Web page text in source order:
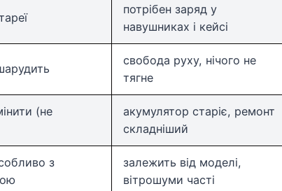
потрібен заряд у
навушниках і кейсі
свобода руху, нічого не
тягне
(не
акумулятор старіє, ремонт
складніший
з
залежить від моделі,
вітрошуми часті